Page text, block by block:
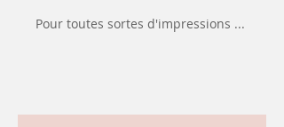
Pour toutes sortes d'impressions ...